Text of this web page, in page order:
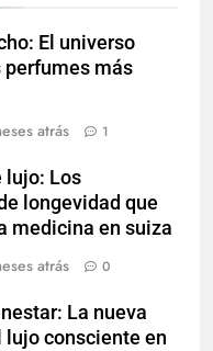
El universo
perfumes más
atrás 1
lujo: Los
longevidad que
medicina en suiza
atrás 0
La nueva
lujo consciente en